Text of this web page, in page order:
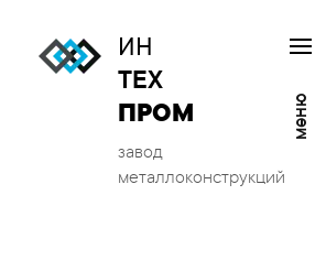
ИН
ТЕХ
ПРОМ
завод
металлоконструкций
меню